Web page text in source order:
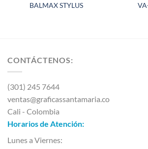
BALMAX STYLUS
CONTÁCTENOS:
(301) 245 7644
ventas@graficassantamaria.co
Cali - Colombia
Horarios de Atención:
Lunes a Viernes: